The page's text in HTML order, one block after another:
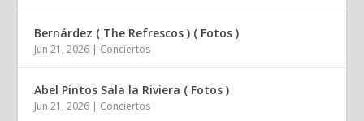
Bernárdez ( The Refrescos ) ( Fotos )
Jun 21, 2026 | Conciertos
Abel Pintos Sala la Riviera ( Fotos )
Jun 21, 2026 | Conciertos